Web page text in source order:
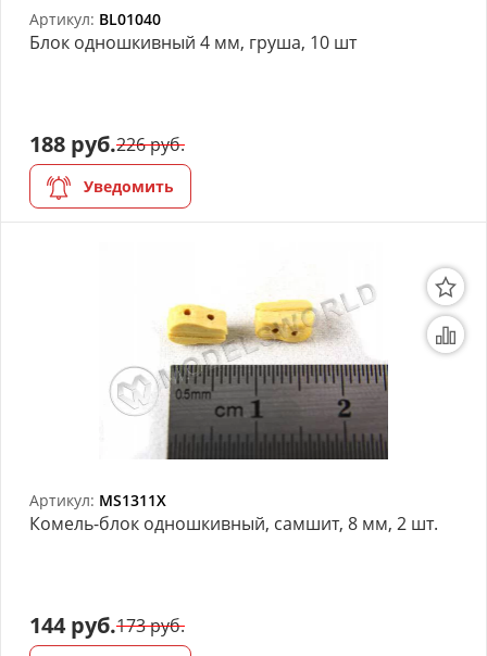
Артикул: BL01040
Блок одношкивный 4 мм, груша, 10 шт
188 руб.226 руб.
Уведомить
Артикул: MS1311X
Комель-блок одношкивный, самшит, 8 мм, 2 шт.
144 руб.173 руб.